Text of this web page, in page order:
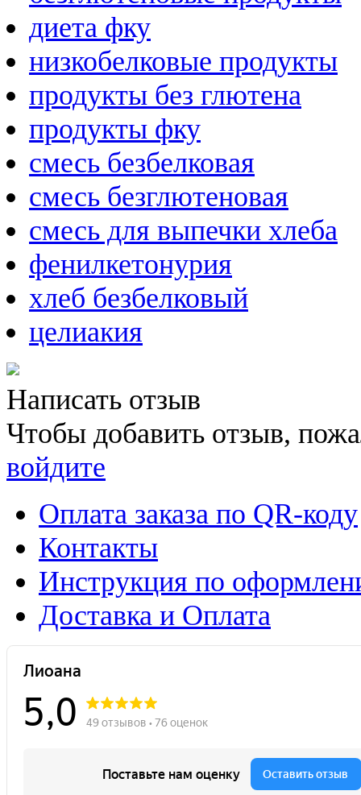
диета фку
низкобелковые продукты
продукты без глютена
продукты фку
смесь безбелковая
смесь безглютеновая
смесь для выпечки хлеба
фенилкетонурия
хлеб безбелковый
целиакия
Написать отзыв
Чтобы добавить отзыв,
войдите
Оплата заказа по QR-коду
Контакты
Инструкция по
Доставка и Оплата